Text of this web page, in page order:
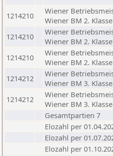
1214210
Wiener
Wiener BM 2.
1214210
Wiener
Wiener BM 2.
1214210
Wiener
Wiener BM 2.
1214212
Wiener
Wiener BM 3. Klasse
1214212
Wiener
Wiener BM 3. Klasse
Gesamtpartien 7
Elozahl per
Elozahl per
Elozahl per